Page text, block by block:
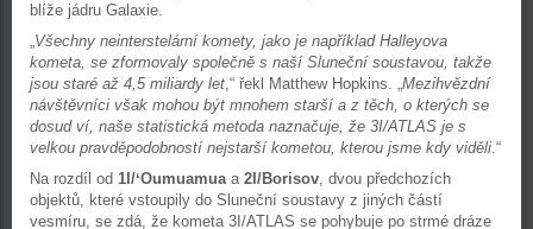
blíže jádru Galaxie.
„Všechny neinterstelární komety, jako je například Halleyova
kometa, se zformovaly společně s naší Sluneční soustavou, takže
jsou staré až 4,5 miliardy let,“ řekl Matthew Hopkins. „Mezihvězdní
návštěvníci však mohou být mnohem starší a z těch, o kterých se
dosud ví, naše statistická metoda naznačuje, že 3I/ATLAS je s
velkou pravděpodobností nejstarší kometou, kterou jsme kdy viděli.“
Na rozdíl od 1I/ʻOumuamuaa 2I/Borisov, dvou předchozích
objektů, které vstoupily do Sluneční soustavy z jiných částí
vesmíru, se zdá, že kometa 3I/ATLAS se pohybuje po strmé dráze